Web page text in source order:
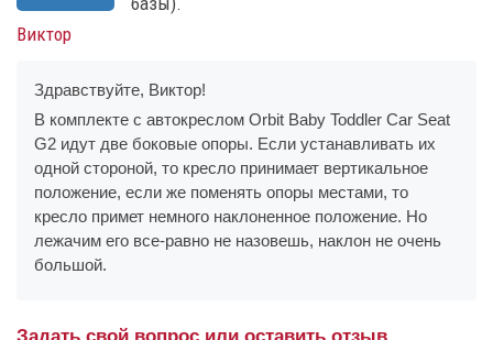
Виктор
Здравствуйте, Виктор!
В комплекте с автокреслом Orbit Baby Toddler Car Seat
G2 идут две боковые опоры. Если устанавливать их
одной стороной, то кресло принимает вертикальное
положение, если же поменять опоры местами, то
кресло примет немного наклоненное положение. Но
лежачим его все-равно не назовешь, наклон не очень
большой.